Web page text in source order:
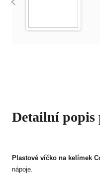
Detailní popis
Plastové víčko na kelímek
nápoje.